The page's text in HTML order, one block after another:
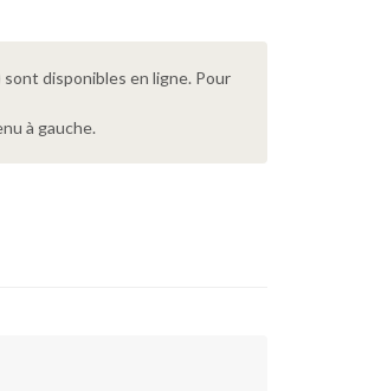
sont disponibles en ligne. Pour
à gauche.